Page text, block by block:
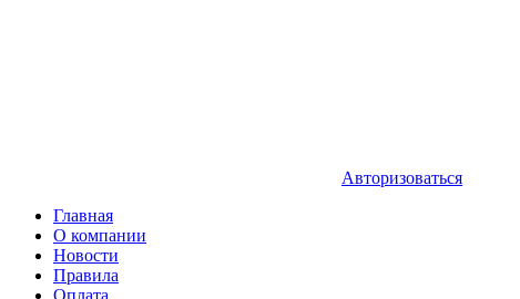
Авторизоваться
Главная
О компании
Новости
Правила
Оплата